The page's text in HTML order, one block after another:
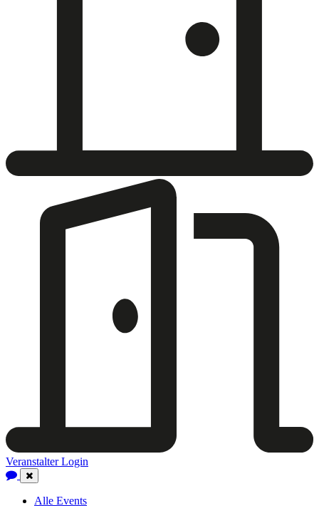
Veranstalter Login
Close
Navigation
Alle Events